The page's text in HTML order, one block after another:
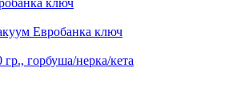
ключ
Евробанка ключ
горбуша/нерка/кета